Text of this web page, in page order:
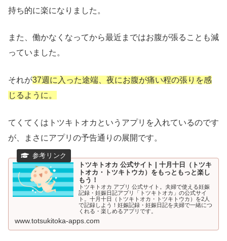
持ち的に楽になりました。
また、働かなくなってから最近まではお腹が張ることも減
っていました。
それが37週に入った途端、夜にお腹が痛い程の張りを感
じるように。
てくてくはトツキトオカというアプリを入れているのです
が、まさにアプリの予告通りの展開です。
トツキトオカ 公式サイト | 十月十日（トツキ
トオカ・トツキトウカ）をもっともっと楽し
もう！
トツキトオカ アプリ 公式サイト。夫婦で使える妊娠
記録・妊娠日記アプリ「トツキトオカ」の公式サイ
ト。十月十日（トツキトオカ・トツキトウカ）を2人
で記録しよう！妊娠記録・妊娠日記を夫婦で一緒につ
くれる・楽しめるアプリです。
www.totsukitoka-apps.com